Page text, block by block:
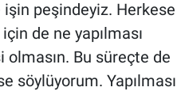
peşindeyiz. Herkese
de ne yapılması
olmasın. Bu süreçte de
söylüyorum. Yapılması